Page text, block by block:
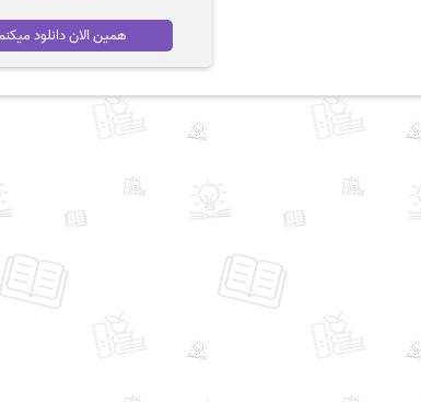
همین الان دانلود